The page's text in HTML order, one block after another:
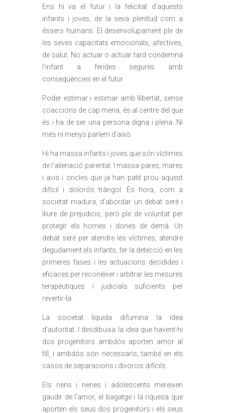
Ens hi va el futur i la felicitat d’aquests
infants i joves, de la seva plenitud com a
éssers humans. El desenvolupament ple de
les seves capacitats emocionals, afectives,
de salut. No actuar o actuar tard condemna
l’infant a ferides segures amb
conseqüències en el futur.
Poder estimar i estimar amb llibertat, sense
coaccions de cap mena, és al centre del que
és i ha de ser una persona digna i plena. Ni
més ni menys parlem d’això.
Hi ha massa infants i joves que són víctimes
de l’alienació parental. I massa pares, mares
i avis i oncles que ja han patit prou aquest
difícil i dolorós tràngol. És hora, com a
societat madura, d’abordar un debat serè i
lliure de prejudicis, però ple de voluntat per
protegir els homes i dones de demà. Un
debat serè per atendre les víctimes, atendre
degudament els infants, fer la detecció en les
primeres fases i les actuacions decidides i
eficaces per reconèixer i arbitrar les mesures
terapèutiques i judicials suficients per
revertir-la.
La societat líquida difumina la idea
d’autoritat. I desdibuixa la idea que havent-hi
dos progenitors ambdós aporten amor al
fill, i ambdós són necessaris, també en els
casos de separacions i divorcis difícils.
Els nens i nenes i adolescents mereixen
gaudir de l’amor, el bagatge i la riquesa que
aporten els seus dos progenitors i els seus